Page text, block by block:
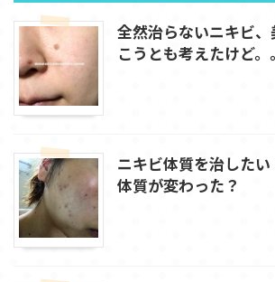
全然治らないニキビ
こうとも考えたけど。。
ニキビ体質を治した
体質が変わった？